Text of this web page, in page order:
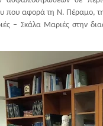
που αφορά τη Ν. Πέραμο,
– Σκάλα Μαριές στην